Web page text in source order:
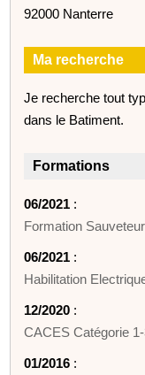
92000 Nanterre
Ma recherche
Je recherche tout
dans le Batiment.
Formations
06/2021 :
Formation
06/2021 :
Habilitation
12/2020 :
CACES Catégorie
01/2016 :